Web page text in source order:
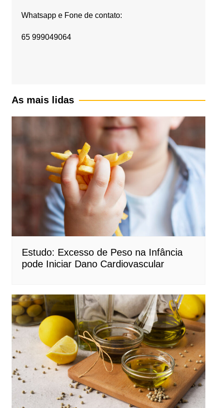
Whatsapp e Fone de contato:
65 999049064
As mais lidas
Estudo: Excesso de Peso na Infância
pode Iniciar Dano Cardiovascular